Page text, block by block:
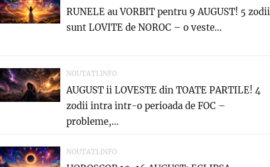
RUNELE au VORBIT pentru 9 AUGUST! 5 zodii
sunt LOVITE de NOROC – o veste...
NOUTATI.INFO
AUGUST ii LOVESTE din TOATE PARTILE! 4
zodii intra intr-o perioada de FOC –
probleme,...
NOUTATI.INFO